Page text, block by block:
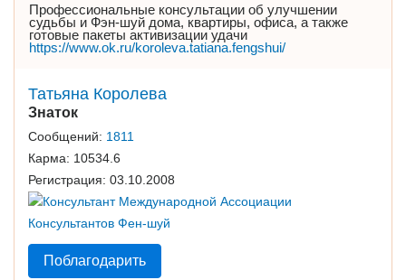
Профессиональные консультации об улучшении
судьбы и Фэн-шуй дома, квартиры, офиса, а также
готовые пакеты активизации удачи
https://www.ok.ru/koroleva.tatiana.fengshui/
Татьяна Королева
Знаток
Сообщений: 1811
Карма: 10534.6
Регистрация: 03.10.2008
Поблагодарить